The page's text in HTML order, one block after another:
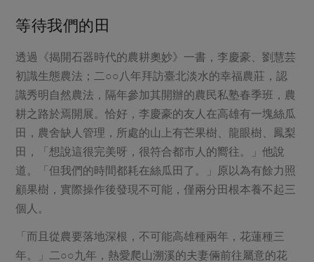
最新產品
優惠專區
素食專區
樂齡友善
節慶大餐
高麗菜海鮮煎餅
媒體報導
地區活動
社務會議 地區活動
等待我們的田
透過《揭開石器時代的農耕奧妙》一書，李慶豪、劉慧芸
初識生態農法；二○○八年拜訪臺北淡水的幸福農莊，認
識秀明自然農法，隔年參加其開辦的農民私塾春季班，農
耕之路於焉開展。恰好，李慶豪的友人在高雄有一塊絲瓜
田，農舍缺人管理，所處的山上有芒果樹、龍眼樹、鳳梨
田，「想說這很完美呀，很符合都市人的嚮往。」他說
道。「但我們的時間都耗在絲瓜田了。」原以為有餘力照
顧果樹，實際操作後發現不可能，僅兩分田根本養不起三
個人。
「而且從農要落地深根，不可能高雄種兩年，花蓮種三
年。」二○○九年，熱愛爬山溯溪的夫妻倆前往屬意的花